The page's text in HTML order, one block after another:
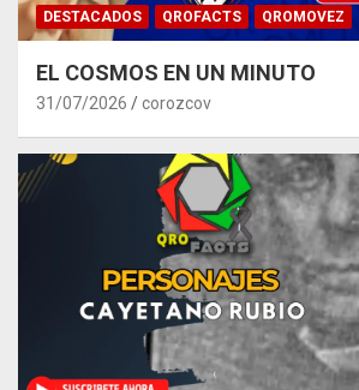
DESTACADOS QROFACTS QROMOVEZ
EL COSMOS EN UN MINUTO
31/07/2026 corozcov